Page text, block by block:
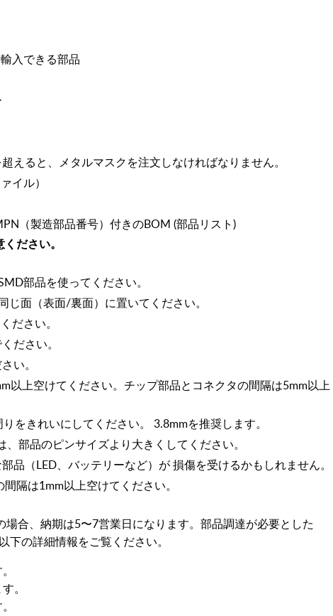
入できる部品
えると、メタルマスクを注文しなければなりません。
イル）
（製造部品番号）付きのBOM (部品リスト)
ださい。
部品を使ってください。
面（表面/裏面）に置いてください。
ださい。
ださい。
い。
以上空けてください。チップ部品とコネクタの間隔は5mm以上
をきれいにしてください。 3.8mmを推奨します。
部品のピンサイズより大きくしてください。
品（LED、バッテリーなど）が 損傷を受けるかもしれません。
隔は1mm以上空けてください。
場合、納期は5〜7営業日になります。部品調達が必要とした
の詳細情報をご覧ください。
。